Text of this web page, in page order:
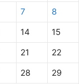
7 8
14 15
21 22
28 29